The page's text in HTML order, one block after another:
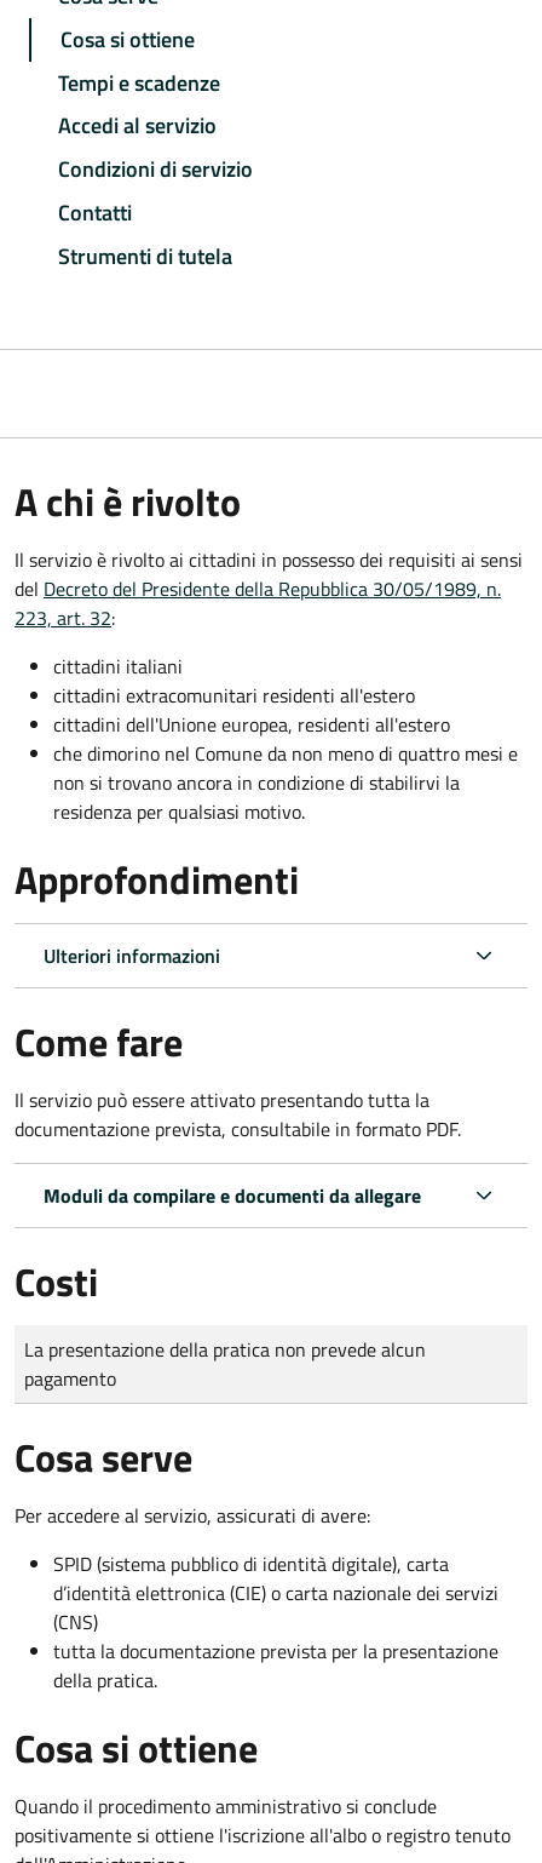
Cosa si ottiene
Tempi e scadenze
Accedi al servizio
Condizioni di servizio
Contatti
Strumenti di tutela
A chi è rivolto
Il servizio è rivolto ai cittadini in possesso dei requisiti ai sensi
del Decreto del Presidente della Repubblica 30/05/1989, n.
223, art. 32:
cittadini italiani
cittadini extracomunitari residenti all'estero
cittadini dell'Unione europea, residenti all'estero
che dimorino nel Comune da non meno di quattro mesi e
non si trovano ancora in condizione di stabilirvi la
residenza per qualsiasi motivo.
Approfondimenti
Ulteriori informazioni
Come fare
Il servizio può essere attivato presentando tutta la
documentazione prevista, consultabile in formato PDF.
Moduli da compilare e documenti da allegare
Costi
Tipo di pagamento
Importo
La presentazione della pratica non prevede alcun
pagamento
Cosa serve
Per accedere al servizio, assicurati di avere:
SPID (sistema pubblico di identità digitale), carta
d’identità elettronica (CIE) o carta nazionale dei servizi
(CNS)
tutta la documentazione prevista per la presentazione
della pratica.
Cosa si ottiene
Quando il procedimento amministrativo si conclude
positivamente si ottiene l'iscrizione all'albo o registro tenuto